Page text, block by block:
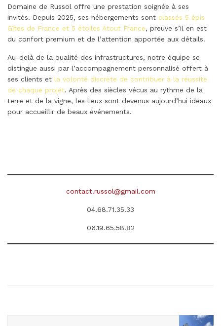
Domaine de Russol offre une prestation soignée à ses
invités. Depuis 2025, ses hébergements sont classés 5 épis
Gîtes de France et 5 étoiles Atout France, preuve s’il en est
du confort premium et de l’attention apportée aux détails.
Au-delà de la qualité des infrastructures, notre équipe se
distingue aussi par l’accompagnement personnalisé offert à
ses clients et la volonté discrète de contribuer à la réussite
de chaque projet. Après des siècles vécus au rythme de la
terre et de la vigne, les lieux sont devenus aujourd’hui idéaux
pour accueillir de beaux événements.
contact.russol@gmail.com
04.68.71.35.33
06.19.65.58.82